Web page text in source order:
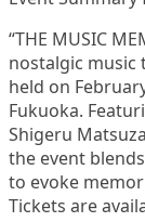
“THE MUSIC
nostalgic music
held on
Fukuoka.
Shigeru
the event
to evoke
Tickets are